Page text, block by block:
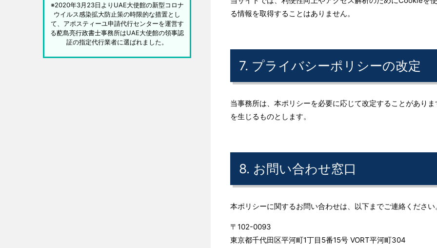
る情報を取得することはありません。
7. プライバシーポリシーの改定
当事務所は、本ポリシーを必要に応じて改定することがあり
を生じるものとします。
8. お問い合わせ窓口
本ポリシーに関するお問い合わせは、以下までご連絡ください
〒102-0093
東京都千代田区平河町1丁目5番15号 VORT平河町304
※2020年3月23日よりUAE大使館の新型コロナ
ウイルス感染拡大防止策の時限的な措置とし
て、アポスティーユ申請代行センターを運営す
る蓜島亮行政書士事務所はUAE大使館の領事認
証の指定代行業者に選ばれました。